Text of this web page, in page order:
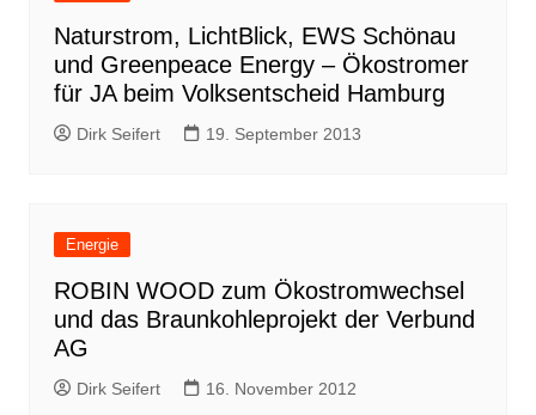
Naturstrom, LichtBlick, EWS Schönau
und Greenpeace Energy – Ökostromer
für JA beim Volksentscheid Hamburg
Dirk Seifert 19. September 2013
Energie
ROBIN WOOD zum Ökostromwechsel
und das Braunkohleprojekt der Verbund
AG
Dirk Seifert 16. November 2012